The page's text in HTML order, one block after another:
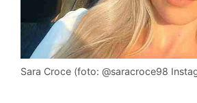
Sara Croce (foto: @saracroce98